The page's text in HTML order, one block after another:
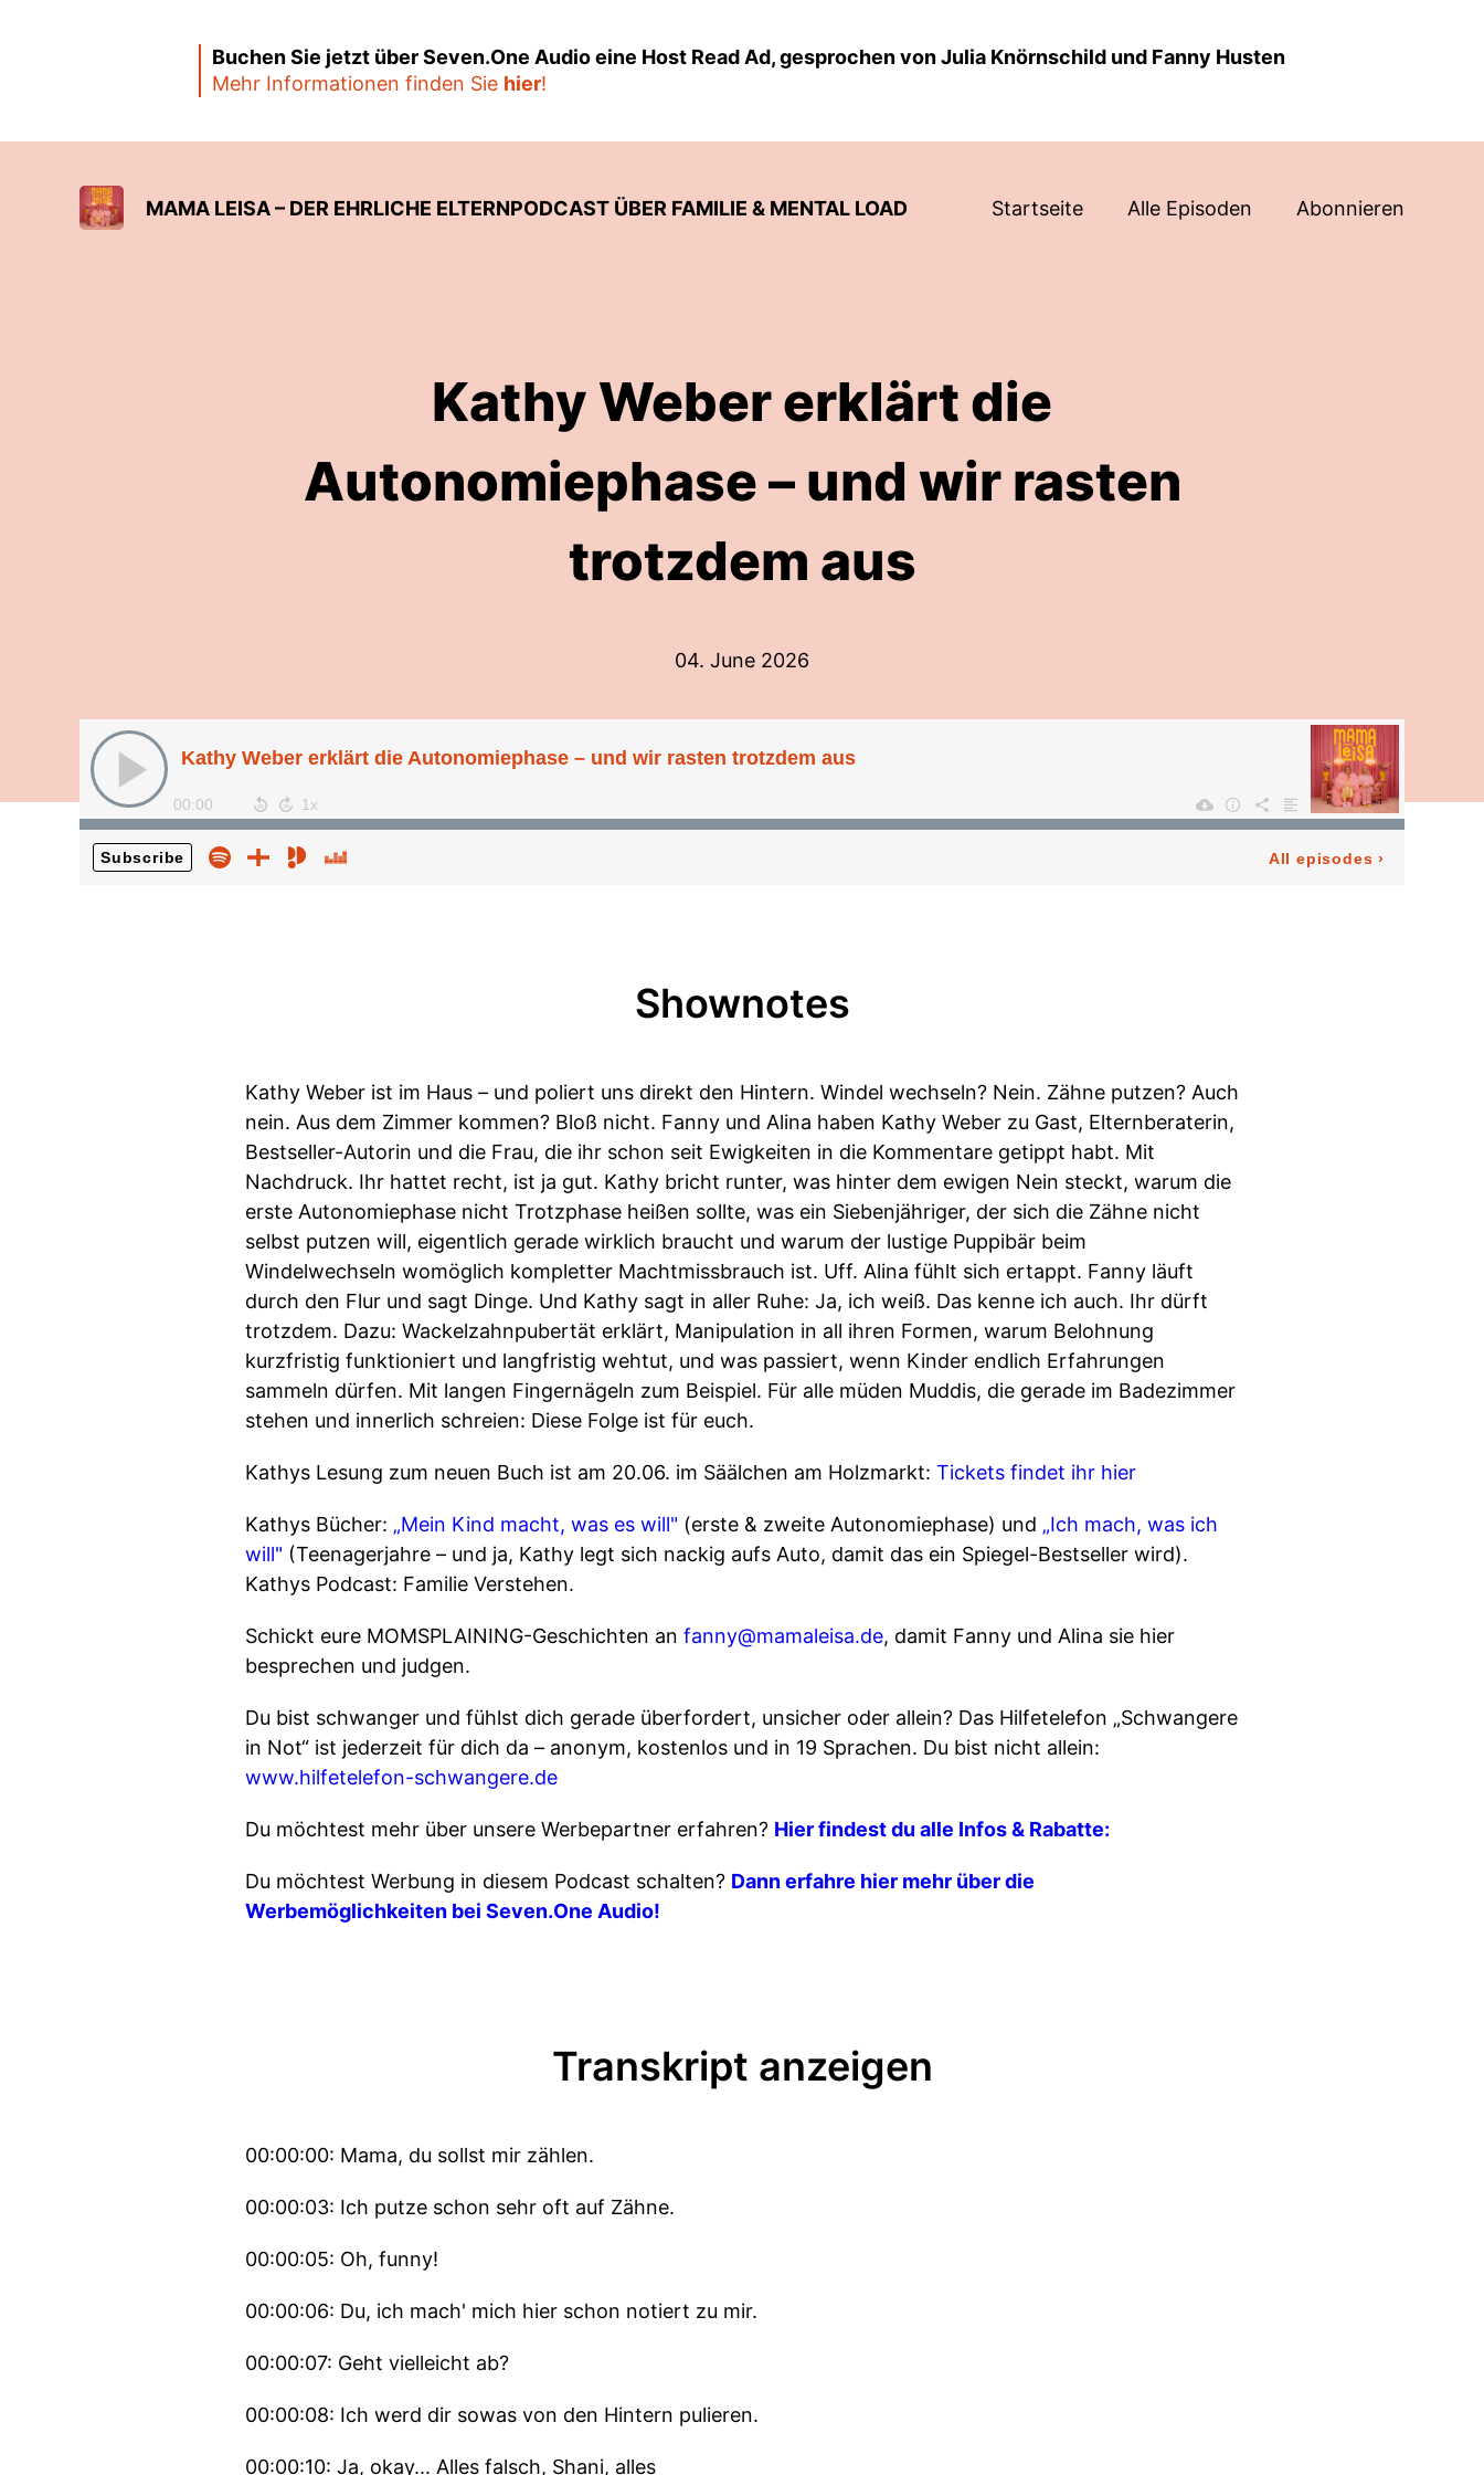
Buchen Sie jetzt über Seven.One Audio eine Host Read Ad, gesprochen von Julia Knörnschild und Fanny Husten
Mehr Informationen finden Sie hier!
MAMA LEISA – DER EHRLICHE ELTERNPODCAST ÜBER FAMILIE & MENTAL LOAD Startseite Alle Episoden Abonnieren
Kathy Weber erklärt die
Autonomiephase – und wir rasten
trotzdem aus
04. June 2026
Kathy Weber erklärt die Autonomiephase – und wir rasten trotzdem aus
00:00
Subscribe All episodes ›
Shownotes
Kathy Weber ist im Haus – und poliert uns direkt den Hintern. Windel wechseln? Nein. Zähne putzen? Auch
nein. Aus dem Zimmer kommen? Bloß nicht. Fanny und Alina haben Kathy Weber zu Gast, Elternberaterin,
Bestseller-Autorin und die Frau, die ihr schon seit Ewigkeiten in die Kommentare getippt habt. Mit
Nachdruck. Ihr hattet recht, ist ja gut. Kathy bricht runter, was hinter dem ewigen Nein steckt, warum die
erste Autonomiephase nicht Trotzphase heißen sollte, was ein Siebenjähriger, der sich die Zähne nicht
selbst putzen will, eigentlich gerade wirklich braucht und warum der lustige Puppibär beim
Windelwechseln womöglich kompletter Machtmissbrauch ist. Uff. Alina fühlt sich ertappt. Fanny läuft
durch den Flur und sagt Dinge. Und Kathy sagt in aller Ruhe: Ja, ich weiß. Das kenne ich auch. Ihr dürft
trotzdem. Dazu: Wackelzahnpubertät erklärt, Manipulation in all ihren Formen, warum Belohnung
kurzfristig funktioniert und langfristig wehtut, und was passiert, wenn Kinder endlich Erfahrungen
sammeln dürfen. Mit langen Fingernägeln zum Beispiel. Für alle müden Muddis, die gerade im Badezimmer
stehen und innerlich schreien: Diese Folge ist für euch.
Kathys Lesung zum neuen Buch ist am 20.06. im Säälchen am Holzmarkt: Tickets findet ihr hier
Kathys Bücher: „Mein Kind macht, was es will" (erste & zweite Autonomiephase) und „Ich mach, was ich
will" (Teenagerjahre – und ja, Kathy legt sich nackig aufs Auto, damit das ein Spiegel-Bestseller wird).
Kathys Podcast: Familie Verstehen.
Schickt eure MOMSPLAINING-Geschichten an fanny@mamaleisa.de, damit Fanny und Alina sie hier
besprechen und judgen.
Du bist schwanger und fühlst dich gerade überfordert, unsicher oder allein? Das Hilfetelefon „Schwangere
in Not“ ist jederzeit für dich da – anonym, kostenlos und in 19 Sprachen. Du bist nicht allein:
www.hilfetelefon-schwangere.de
Du möchtest mehr über unsere Werbepartner erfahren? Hier findest du alle Infos & Rabatte:
Du möchtest Werbung in diesem Podcast schalten? Dann erfahre hier mehr über die
Werbemöglichkeiten bei Seven.One Audio!
Transkript anzeigen
00:00:00: Mama, du sollst mir zählen.
00:00:03: Ich putze schon sehr oft auf Zähne.
00:00:05: Oh, funny!
00:00:06: Du, ich mach' mich hier schon notiert zu mir.
00:00:07: Geht vielleicht ab?
00:00:08: Ich werd dir sowas von den Hintern pulieren.
00:00:10: Ja, okay... Alles falsch, Shani, alles